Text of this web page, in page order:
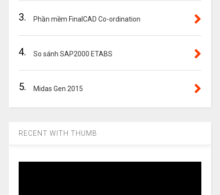
3. Phần mềm FinalCAD Co-ordination
4. So sánh SAP2000 ETABS
5. Midas Gen 2015
RECENT WITH THUMB